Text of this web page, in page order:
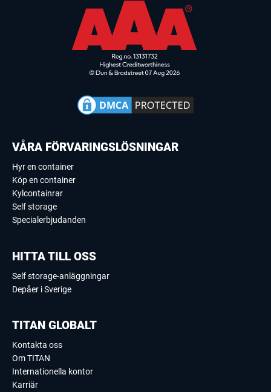
VÅRA FÖRVARINGSLÖSNINGAR
Hyr en container
Köp en container
Kylcontainrar
Self storage
Specialerbjudanden
HITTA TILL OSS
Self storage-anläggningar
Depåer i Sverige
TITAN GLOBALT
Kontakta oss
Om TITAN
Internationella kontor
Karriär